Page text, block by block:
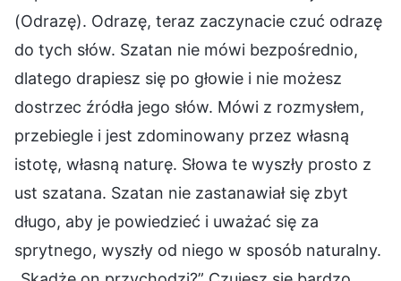
(Odrazę). Odrazę, teraz zaczynacie czuć odrazę
do tych słów. Szatan nie mówi bezpośrednio,
dlatego drapiesz się po głowie i nie możesz
dostrzec źródła jego słów. Mówi z rozmysłem,
przebiegle i jest zdominowany przez własną
istotę, własną naturę. Słowa te wyszły prosto z
ust szatana. Szatan nie zastanawiał się zbyt
długo, aby je powiedzieć i uważać się za
sprytnego, wyszły od niego w sposób naturalny.